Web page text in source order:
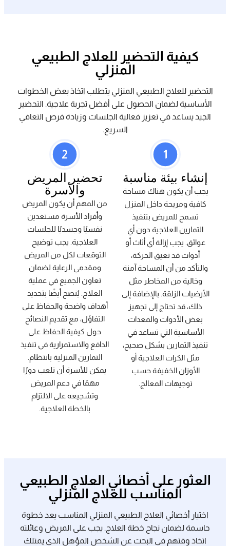
كيفية التحضير للعلاج الطبيعي
المنزلي
التحضير للعلاج الطبيعي المنزلي يتطلب اتخاذ بعض الخطوات
الأساسية لضمان الحصول على أفضل تجربة علاجية. التحضير
الجيد يساعد في تعزيز فعالية الجلسات وزيادة فرص التعافي
السريع.
إنشاء بيئة مناسبة
يجب أن يكون هناك مساحة
كافية ومريحة داخل المنزل
تسمح للمريض بتنفيذ
التمارين العلاجية دون أي
عوائق. يجب إزالة أي أثاث أو
أدوات قد تعيق الحركة،
والتأكد من أن المساحة آمنة
وخالية من المخاطر مثل
الأرضيات الزلقة. بالإضافة إلى
ذلك، قد تحتاج إلى تجهيز
بعض الأدوات والمعدات
الأساسية التي تساعد في
تنفيذ التمارين بشكل صحيح،
مثل الكرات العلاجية أو
الأوزان الخفيفة حسب
توجيهات المعالج.
تحضير المريض
والأسرة
من المهم أن يكون المريض
وأفراد الأسرة مستعدين
نفسيًا وجسديًا للجلسات
العلاجية. يجب توضيح
التوقعات لكل من المريض
ومقدمي الرعاية لضمان
تعاون الجميع في عملية
العلاج. يُنصح أيضًا بتحديد
أهداف واضحة والحفاظ على
التفاؤل، مع تقديم النصائح
حول كيفية الحفاظ على
الدافع والاستمرارية في تنفيذ
التمارين المنزلية بانتظام.
يمكن للأسرة أن تلعب دورًا
مهمًا في دعم المريض
وتشجيعه على الالتزام
بالخطة العلاجية.
العثور على أخصائي العلاج الطبيعي
المناسب للعلاج المنزلي
اختيار أخصائي العلاج الطبيعي المنزلي المناسب يعد خطوة
حاسمة لضمان نجاح خطة العلاج. يجب على المريض وعائلته
اتخاذ وقتهم في البحث عن الشخص المؤهل الذي يمتلك